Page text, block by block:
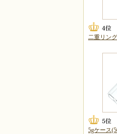
二重リン
5gケース